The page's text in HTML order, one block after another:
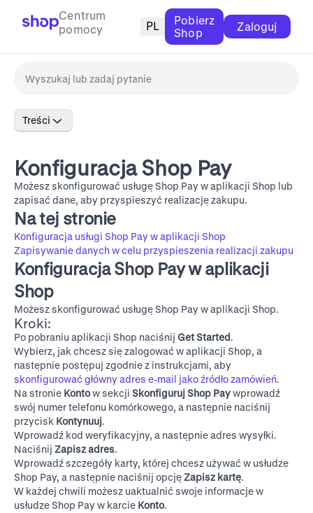
Centrum
pomocy
PL
Pobierz
Shop
Zaloguj
Treści
Konfiguracja Shop Pay
Możesz skonfigurować usługę Shop Pay w aplikacji Shop lub
zapisać dane, aby przyspieszyć realizację zakupu.
Na tej stronie
Konfiguracja usługi Shop Pay w aplikacji Shop
Zapisywanie danych w celu przyspieszenia realizacji zakupu
Konfiguracja Shop Pay w aplikacji
Shop
Możesz skonfigurować usługę Shop Pay w aplikacji Shop.
Kroki:
Po pobraniu aplikacji Shop naciśnij Get Started.
Wybierz, jak chcesz się zalogować w aplikacji Shop, a
następnie postępuj zgodnie z instrukcjami, aby
skonfigurować główny adres e-mail jako źródło zamówień.
Na stronie Kontow sekcji Skonfiguruj Shop Paywprowadź
swój numer telefonu komórkowego, a następnie naciśnij
przycisk Kontynuuj.
Wprowadź kod weryfikacyjny, a następnie adres wysyłki.
Naciśnij Zapisz adres.
Wprowadź szczegóły karty, której chcesz używać w usłudze
Shop Pay, a następnie naciśnij opcjęZapisz kartę.
W każdej chwili możesz uaktualnić swoje informacje w
usłudze Shop Pay w karcie Konto.